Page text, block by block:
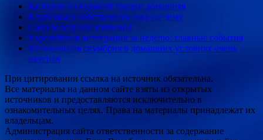
Бастурма из куриной грудки домашняя
Клубника в собственном соку на зиму
Сало холодного копчения
Евразийская интеграция за неделю: главные события
Малосольная скумбрия в домашних условиях очень
вкусная
При цитировании ссылка на источник обязательна.
Все материалы на данном сайте взяты из открытых
источников и предоставляются исключительно в
ознакомительных целях. Права на материалы принадлежат их
владельцам.
Администрация сайта ответственности за содержание